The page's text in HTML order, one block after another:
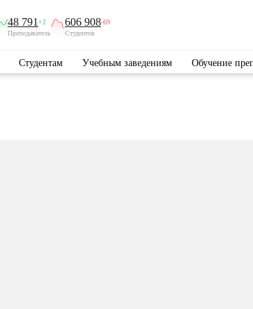
48 791 +2
Преподаватель
606 908-69
Студентов
Студентам Учебным заведениям Обучение